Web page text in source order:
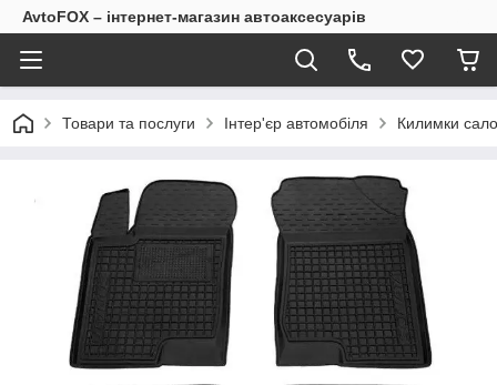
AvtoFOX – інтернет-магазин автоаксесуарів
Товари та послуги Інтер'єр автомобіля Килимки